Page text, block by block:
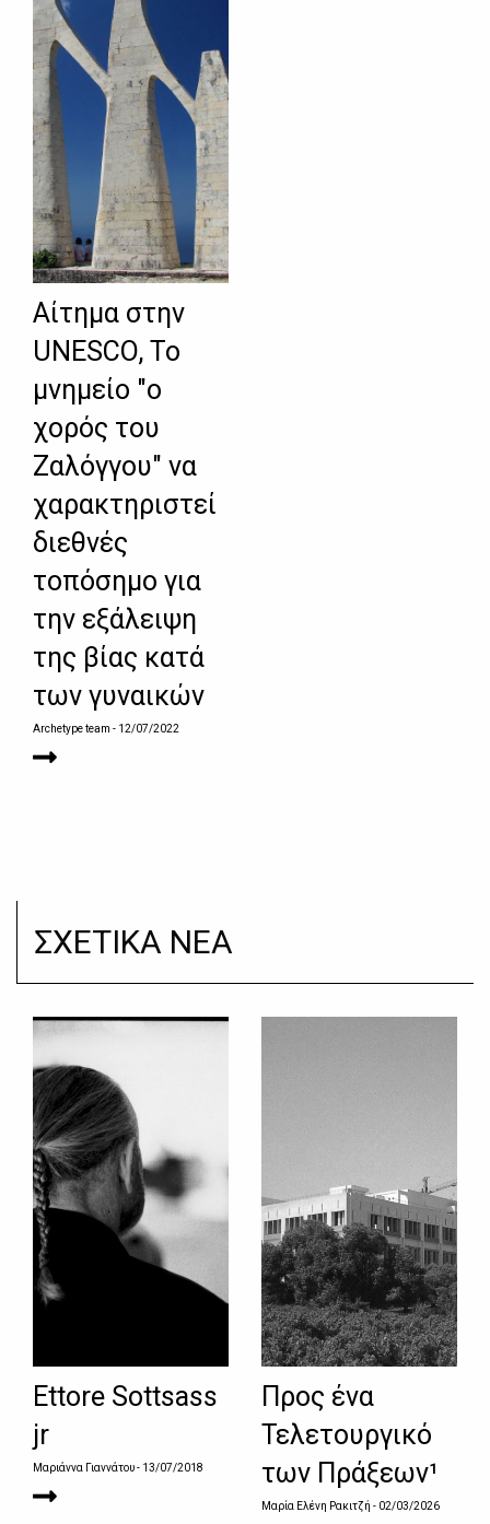
Αίτημα στην
UNESCO, Το
μνημείο "ο
χορός του
Ζαλόγγου" να
χαρακτηριστεί
διεθνές
τοπόσημο για
την εξάλειψη
της βίας κατά
των γυναικών
Archetype team - 12/07/2022
ΣΧΕΤΙΚΑ ΝΕΑ
Ettore Sottsass
jr
Μαριάννα Γιαννάτου- 13/07/2018
Προς ένα
Τελετουργικό
των Πράξεων¹
Μαρία Ελένη Ρακιτζή - 02/03/2026